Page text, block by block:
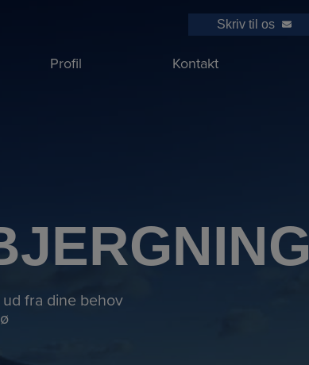
Skriv til os
Profil Kontakt
fra dine behov